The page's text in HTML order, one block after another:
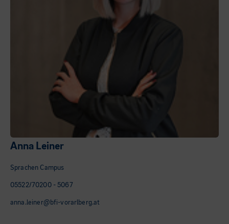
Anna Leiner
Sprachen Campus
05522/70200 - 5067
anna.leiner@bfi-vorarlberg.at